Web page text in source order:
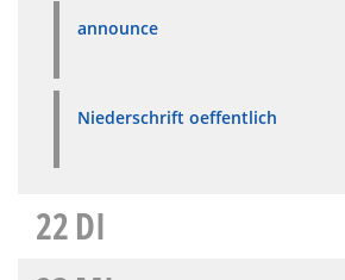
announce
Niederschrift oeffentlich
22DI